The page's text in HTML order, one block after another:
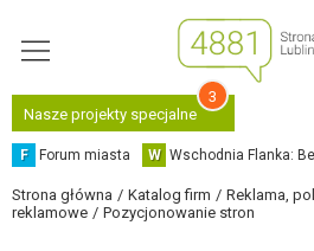
Nasze projekty specjalne
3
F Forum miasta W Wschodnia Flanka:
Strona główna Katalog firm Reklama,
reklamowe
Pozycjonowanie stron